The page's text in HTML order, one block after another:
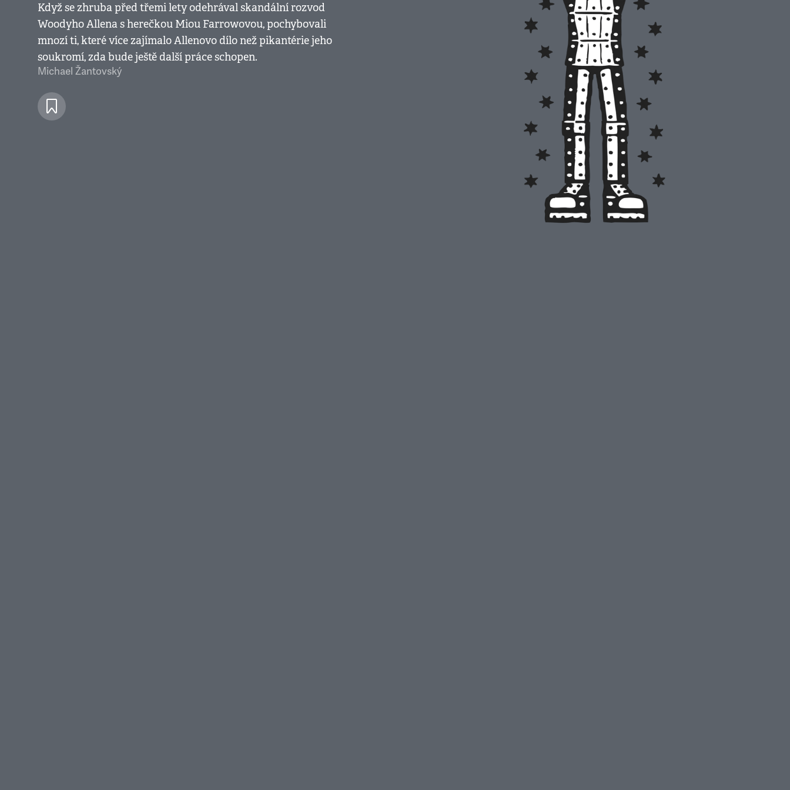
Když se zhruba před třemi lety odehrával skandální rozvod
Woodyho Allena s herečkou Miou Farrowovou, pochybovali
mnozí ti, které více zajímalo Allenovo dílo než pikantérie jeho
soukromí, zda bude ještě další práce schopen.
Michael Žantovský